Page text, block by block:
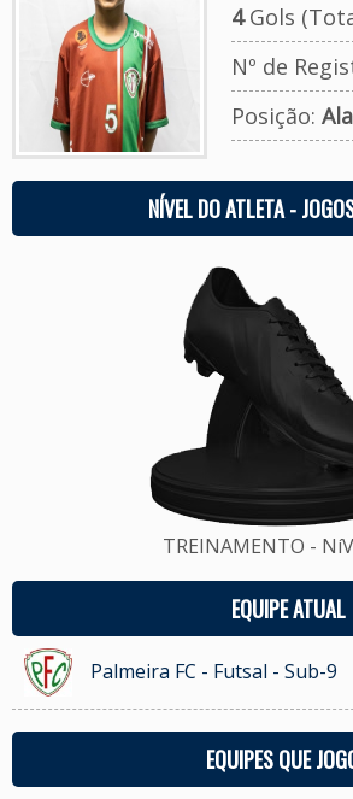
4Gols
Nº de
Posição: Ala
NÍVEL DO ATLETA -
TREINAMENTO -
EQUIPE ATUAL
Palmeira FC - Futsal - Sub-9
EQUIPES QUE